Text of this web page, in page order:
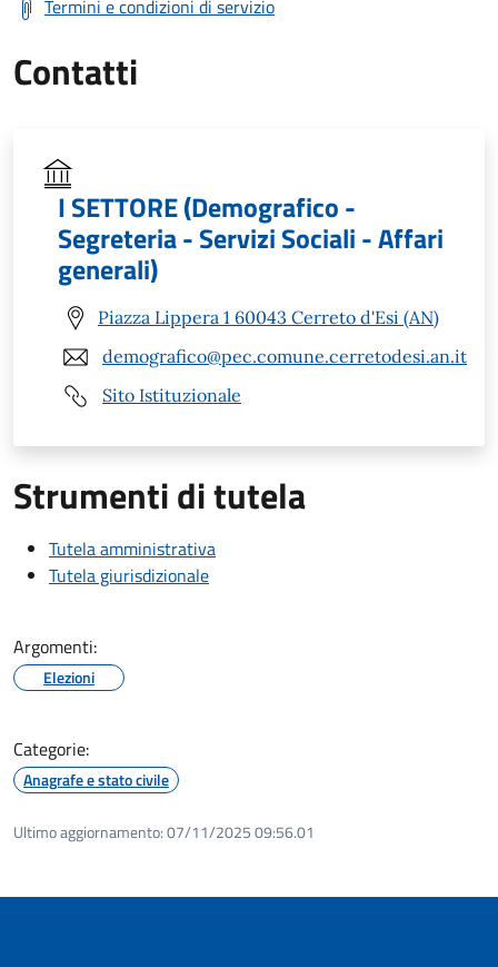
Termini e condizioni di servizio
Contatti
I SETTORE (Demografico -
Segreteria - Servizi Sociali - Affari
generali)
Piazza Lippera 1 60043 Cerreto d'Esi (AN)
demografico@pec.comune.cerretodesi.an.it
Sito Istituzionale
Strumenti di tutela
Tutela amministrativa
Tutela giurisdizionale
Argomenti:
Elezioni
Categorie:
Anagrafe e stato civile
Ultimo aggiornamento:07/11/2025 09:56.01